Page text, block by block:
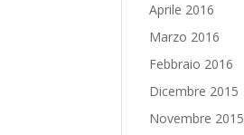
Aprile 2016
Marzo 2016
Febbraio 2016
Dicembre 2015
Novembre 2015